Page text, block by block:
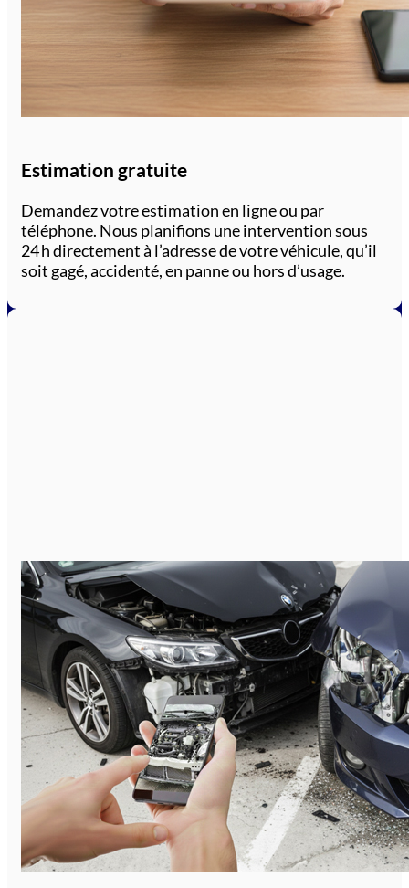
Estimation gratuite
Demandez votre estimation en ligne ou par
téléphone. Nous planifions une intervention sous
24 h directement à l’adresse de votre véhicule, qu’il
soit gagé, accidenté, en panne ou hors d’usage.